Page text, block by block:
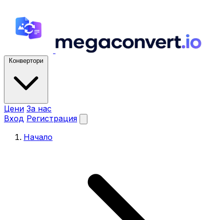
Конвертори
Цени За нас
Вход Регистрация
Начало